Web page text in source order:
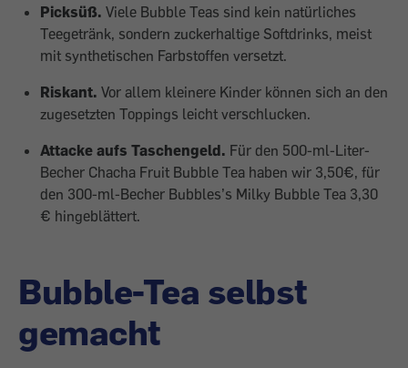
Picksüß. Viele Bubble Teas sind kein natürliches
Teegetränk, sondern zuckerhaltige Softdrinks, meist
mit synthetischen Farbstoffen versetzt.
Riskant. Vor allem kleinere Kinder können sich an den
zugesetzten Toppings leicht verschlucken.
Attacke aufs Taschengeld. Für den 500-ml-Liter-
Becher Chacha Fruit Bubble Tea haben wir 3,50€, für
den 300-ml-Becher Bubbles’s Milky Bubble Tea 3,30
€ hingeblättert.
Bubble-Tea selbst
gemacht